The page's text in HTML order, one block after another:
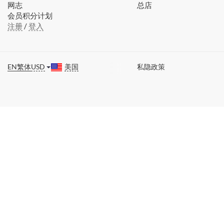
网志
会员积分计划
注册/登入
总店
EN繁体USD 美国 私隐政策